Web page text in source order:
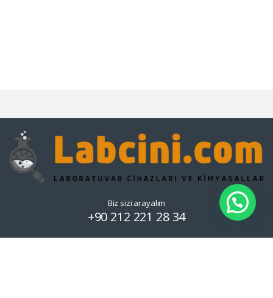
Biz sizi arayalım
+90 212 221 28 34